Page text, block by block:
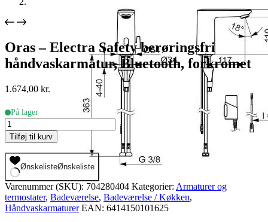
Oras – Electra Safety berøringsfri
håndvaskarmatur, Bluetooth, forkromet
1.674,00 kr.
På lager
Oras
-
Electra
Safety
berøringsfri
håndvaskarmatur,
Bluetooth,
forkromet
antal
Tilføj til kurv
ØnskelisteØnskeliste
Varenummer (SKU): 704280404 Kategorier: Armaturer og
termostater, Badeværelse, Badeværelse / Køkken,
Håndvaskarmaturer EAN: 6414150101625